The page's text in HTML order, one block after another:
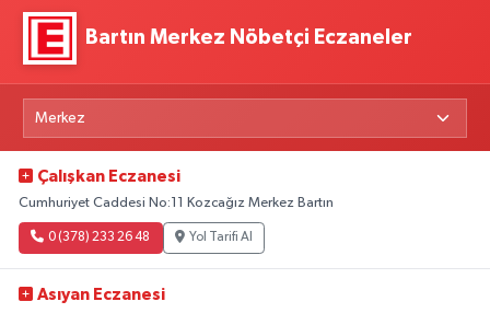
Bartın Merkez Nöbetçi Eczaneler
Çalışkan Eczanesi
Cumhuriyet Caddesi No:11 Kozcağız Merkez Bartın
0 (378) 233 26 48 Yol Tarifi Al
Asıyan Eczanesi